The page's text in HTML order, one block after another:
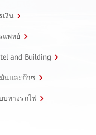
เงิน
แพทย์
and Building
นและก๊าซ
บทางรถไฟ